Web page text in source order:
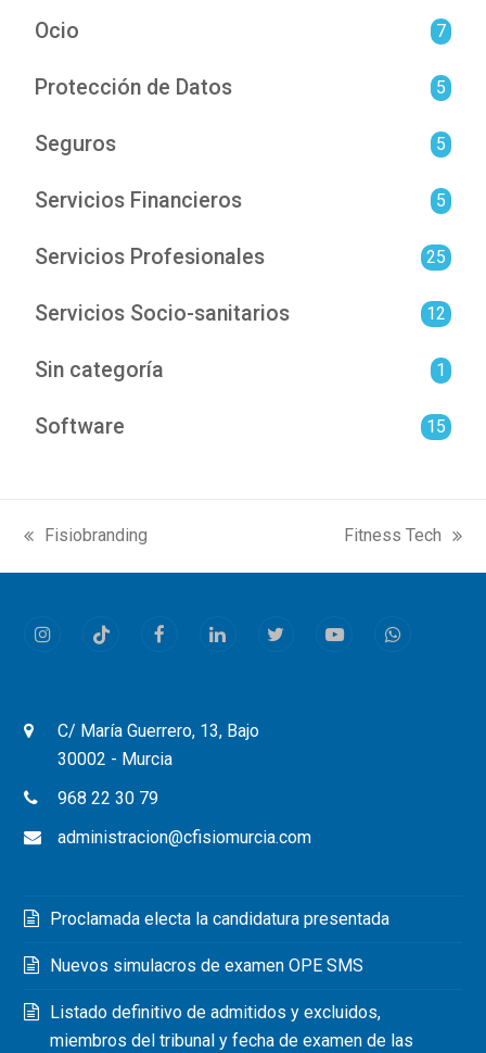
Ocio 7
Protección de Datos 5
Seguros 5
Servicios Financieros 5
Servicios Profesionales 25
Servicios Socio-sanitarios 12
Sin categoría 1
Software 15
previous
post:
Fisiobranding
next
post:
Fitness Tech
InstagramTiktok FacebookLinkedInTwitterYoutubeWhatsapp
C/ María Guerrero, 13, Bajo
30002 - Murcia
968 22 30 79
administracion@cfisiomurcia.com
Proclamada electa la candidatura presentada
Nuevos simulacros de examen OPE SMS
Listado definitivo de admitidos y excluidos,
miembros del tribunal y fecha de examen de las